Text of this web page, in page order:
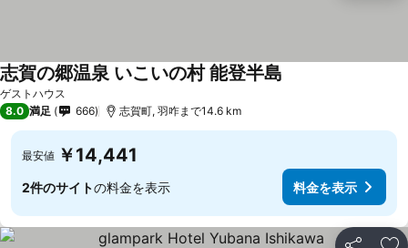
ゲストハウス
志賀の郷温泉 いこいの村 能登半島
8.0 満足 666 志賀町, 羽咋まで14.6 km
最安値 ￥14,441
2件のサイトの料金を表示 料金を表示